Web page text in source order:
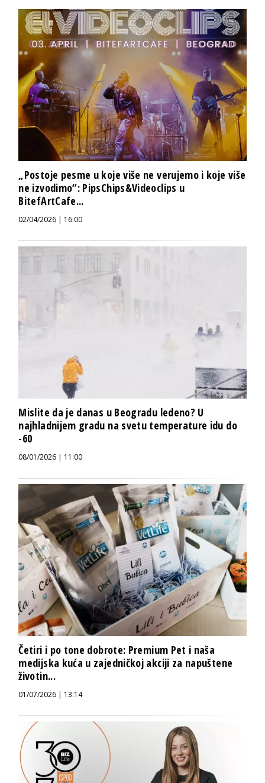
„Postoje pesme u koje više ne verujemo i koje više
ne izvodimo“: PipsChips&Videoclips u
BitefArtCafe...
02/04/2026 | 16:00
Mislite da je danas u Beogradu ledeno? U
najhladnijem gradu na svetu temperature idu do
-60
08/01/2026 | 11:00
Četiri i po tone dobrote: Premium Pet i naša
medijska kuća u zajedničkoj akciji za napuštene
životin...
01/07/2026 | 13:14